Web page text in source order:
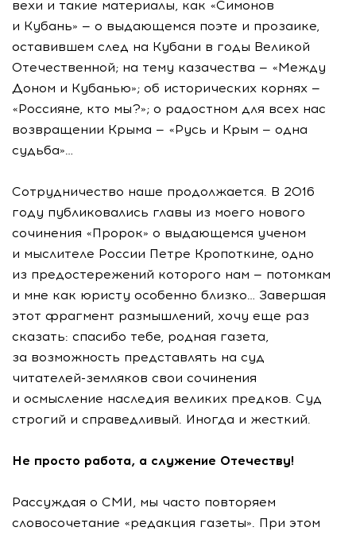
вехи и такие материалы, как «Симонов
и Кубань» — о выдающемся поэте и прозаике,
оставившем след на Кубани в годы Великой
Отечественной; на тему казачества — «Между
Доном и Кубанью»; об исторических корнях —
«Россияне, кто мы?»; о радостном для всех нас
возвращении Крыма — «Русь и Крым — одна
судьба»…
Сотрудничество наше продолжается. В 2016
году публиковались главы из моего нового
сочинения «Пророк» о выдающемся ученом
и мыслителе России Петре Кропоткине, одно
из предостережений которого нам — потомкам
и мне как юристу особенно близко… Завершая
этот фрагмент размышлений, хочу еще раз
сказать: спасибо тебе, родная газета,
за возможность представлять на суд
читателей-земляков свои сочинения
и осмысление наследия великих предков. Суд
строгий и справедливый. Иногда и жесткий.
Не просто работа, а служение Отечеству!
Рассуждая о СМИ, мы часто повторяем
словосочетание «редакция газеты». При этом